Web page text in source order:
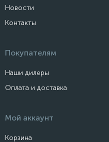
Новости
Контакты
Покупателям
Наши дилеры
Оплата и доставка
Мой аккаунт
Корзина